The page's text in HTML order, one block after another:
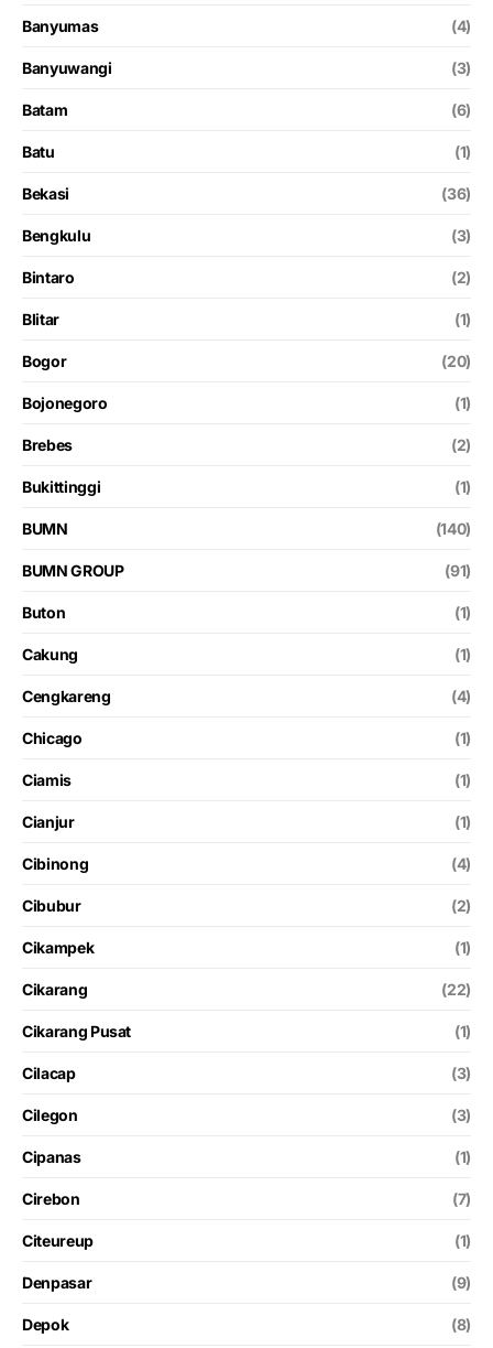
Banyumas (4)
Banyuwangi (3)
Batam (6)
Batu (1)
Bekasi (36)
Bengkulu (3)
Bintaro (2)
Blitar (1)
Bogor (20)
Bojonegoro (1)
Brebes (2)
Bukittinggi (1)
BUMN (140)
BUMN GROUP (91)
Buton (1)
Cakung (1)
Cengkareng (4)
Chicago (1)
Ciamis (1)
Cianjur (1)
Cibinong (4)
Cibubur (2)
Cikampek (1)
Cikarang (22)
Cikarang Pusat (1)
Cilacap (3)
Cilegon (3)
Cipanas (1)
Cirebon (7)
Citeureup (1)
Denpasar (9)
Depok (8)